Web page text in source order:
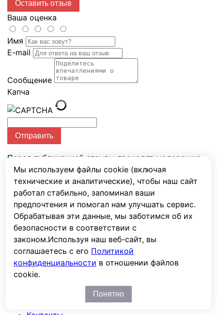
Мы используем файлы cookie (включая
технические и аналитические), чтобы наш сайт
работал стабильно, запоминал ваши
предпочтения и помогал нам улучшать сервис.
Обрабатывая эти данные, мы заботимся об их
безопасности в соответствии с
законом.Используя наш веб-сайт, вы
соглашаетесь с его Политикой
конфиденциальности в отношении файлов
cookie.
Понятно
Оставить отзыв
Ваша оценка
Имя
E-mail
Сообщение
Капча
Отправить
Перед публикацией отзывы проходят модерацию
Аналоги и похожие на Вепрь АБП
10-Т400/230 ВХ-БСГ
Только с похожими размерами
Карточка товара на сайте:https://www.ups-
lab.ru/product/generator-benzinovyy-vepr-abp-10-
t400230-vh-bsg